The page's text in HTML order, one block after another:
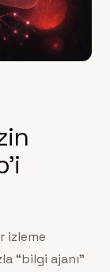
izleme
“bilgi ajanı”